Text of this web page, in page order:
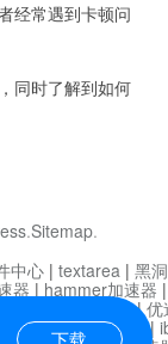
经常遇到卡顿问
同时了解到如何
.Sitemap.
下载
中心 | textarea | 黑
器 | hammer加速器
迷雾通|优
器|anycast加速器 |